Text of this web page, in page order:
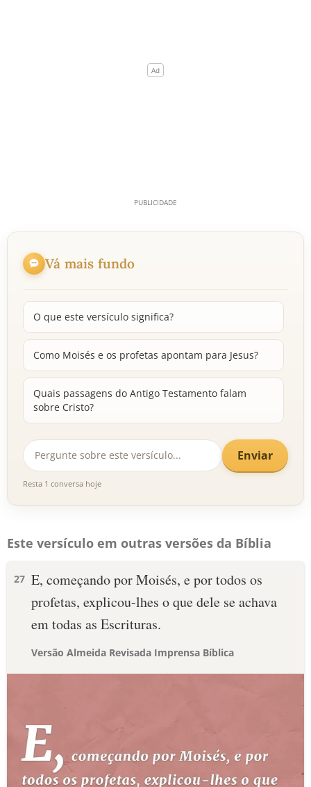
Vá mais fundo
O que este versículo significa?
Como Moisés e os profetas apontam para Jesus?
Quais passagens do Antigo Testamento falam
sobre Cristo?
Enviar
Resta 1 conversa hoje
Este versículo em outras versões da Bíblia
27 E, começando por Moisés, e por todos os
profetas, explicou-lhes o que dele se achava
em todas as Escrituras.
Versão Almeida Revisada Imprensa Bíblica